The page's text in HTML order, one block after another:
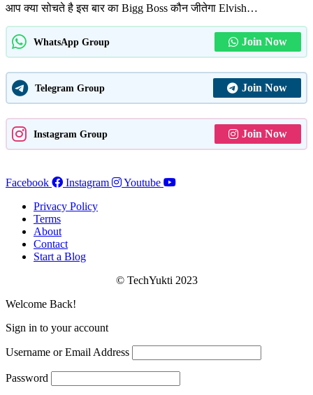
आप क्या सोचते है इस बार का Bigg Boss कौन जीतेगा Elvish…
WhatsApp Group Join Now
Telegram Group Join Now
Instagram Group Join Now
Facebook Instagram
Youtube
Privacy Policy
Terms
About
Contact
Start a Blog
© TechYukti 2023
Welcome Back!
Sign in to your account
Username or Email Address
Password